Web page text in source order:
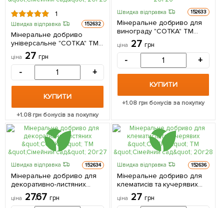
1
Швидка відправка 152632
Мінеральне добриво
універсальне "СОТКА" ТМ
"Сімейний сад" 20г
ціна 27 грн
- +
КУПИТИ
+1.08грн бонусів за покупку
Швидка відправка 152633
Мінеральне добриво для
винограду "СОТКА" ТМ
"Сімейний сад" 20г
ціна 27 грн
- +
КУПИТИ
+1.08 грн бонусів за покупку
Швидка відправка 152634
Мінеральне добриво для
декоративно-листяних
"СОТКА" ТМ "Сімейний сад"
20г
ціна 27.67 грн
Швидка відправка 152636
Мінеральне добриво для
клематисів та кучерявих
"СОТКА" ТМ "Сімейний сад"
20г
ціна 27 грн